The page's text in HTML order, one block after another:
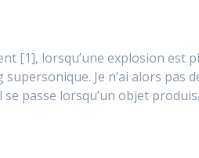
[1], lorsqu’une explosion est
Je n’ai alors pas
passe lorsqu’un objet